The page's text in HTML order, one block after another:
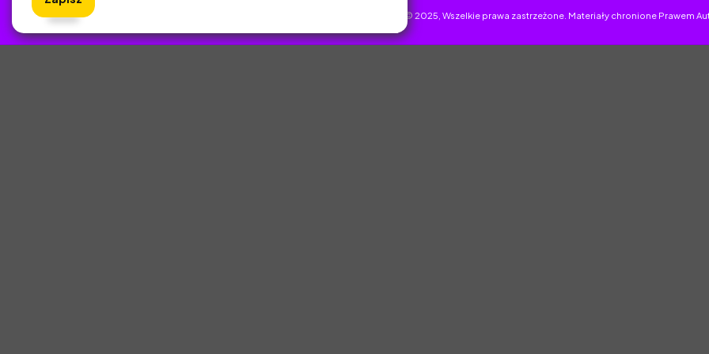
ZlotyNauczyciel.pl © 2025, Wszelkie prawa zastrzeżone. Materiały chronione Prawem